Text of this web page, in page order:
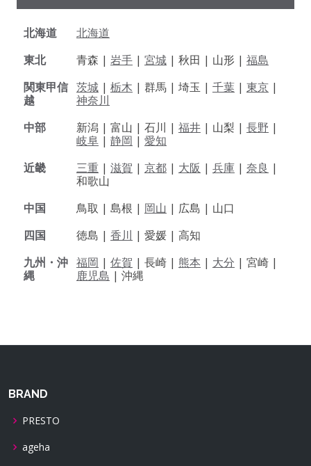
北海道
北海道
東北
青森 | 岩手 | 宮城 | 秋田 | 山形 | 福島
関東甲信
越
茨城 | 栃木 | 群馬 | 埼玉 | 千葉 | 東京 |
神奈川
中部
新潟 | 富山 | 石川 | 福井 | 山梨 | 長野 |
岐阜 | 静岡 | 愛知
近畿
三重 | 滋賀 | 京都 | 大阪 | 兵庫 | 奈良 |
和歌山
中国
鳥取 | 島根 | 岡山 | 広島 | 山口
四国
徳島 | 香川 | 愛媛 | 高知
九州・沖
縄
福岡 | 佐賀 | 長崎 | 熊本 | 大分 | 宮崎 |
鹿児島 | 沖縄
BRAND
PRESTO
ageha